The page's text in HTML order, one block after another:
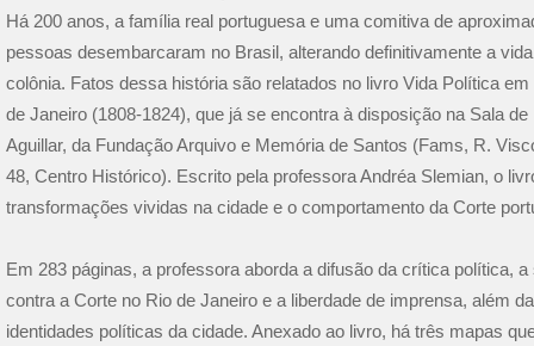
Há 200 anos, a família real portuguesa e uma comitiva de
pessoas desembarcaram no Brasil, alterando definitivamente a
colônia. Fatos dessa história são relatados no livro Vida Política
de Janeiro (1808-1824), que já se encontra à disposição na Sala de
Aguillar, da Fundação Arquivo e Memória de Santos (Fams, R.
48, Centro Histórico). Escrito pela professora Andréa Slemian, o
transformações vividas na cidade e o comportamento da Corte
Em 283 páginas, a professora aborda a difusão da crítica política,
contra a Corte no Rio de Janeiro e a liberdade de imprensa, além
identidades políticas da cidade. Anexado ao livro, há três mapas